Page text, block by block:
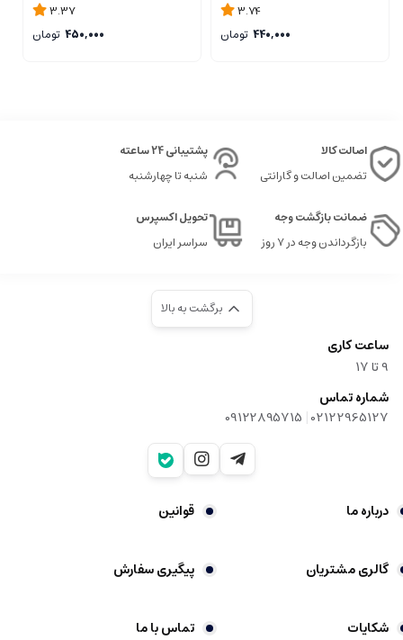
3.74
440,000 تومان
3.37
450,000 تومان
اصالت کالا
تضمین اصالت و گارانتی
پشتیبانی 24 ساعته
شنبه تا چهارشنبه
ضمانت بازگشت وجه
بازگرداندن وجه در ۷ روز
تحویل اکسپرس
سراسر ایران
برگشت به بالا
ساعت کاری
9‌ تا ۱۷
شماره تماس
02122965127
|
09122895715
درباره ما قوانین
گالری مشتریان پیگیری سفارش
شکایات تماس با ما